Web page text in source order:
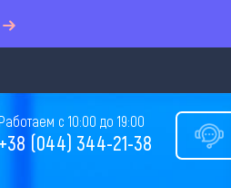
Работаем с 10:00 до 19:00
+38 (044) 344-21-38